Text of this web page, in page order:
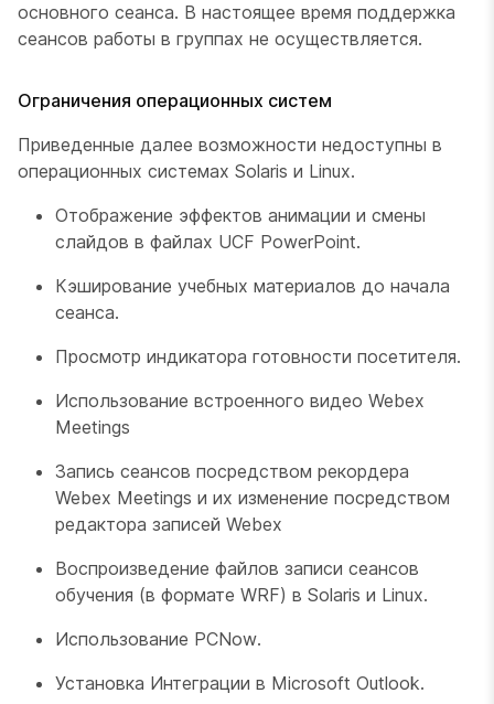
основного сеанса. В настоящее время поддержка
сеансов работы в группах не осуществляется.
Ограничения операционных систем
Приведенные далее возможности недоступны в
операционных системах Solaris и Linux.
Отображение эффектов анимации и смены
слайдов в файлах UCF PowerPoint.
Кэширование учебных материалов до начала
сеанса.
Просмотр индикатора готовности посетителя.
Использование встроенного видео Webex
Meetings
Запись сеансов посредством рекордера
Webex Meetings и их изменение посредством
редактора записей Webex
Воспроизведение файлов записи сеансов
обучения (в формате WRF) в Solaris и Linux.
Использование PCNow.
Установка Интеграции в Microsoft Outlook.